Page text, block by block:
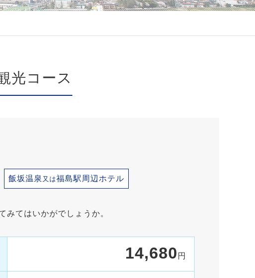
光コース
飯坂温泉 又は福島駅周辺ホテル
みてはいかがでしょうか。
14,680 円